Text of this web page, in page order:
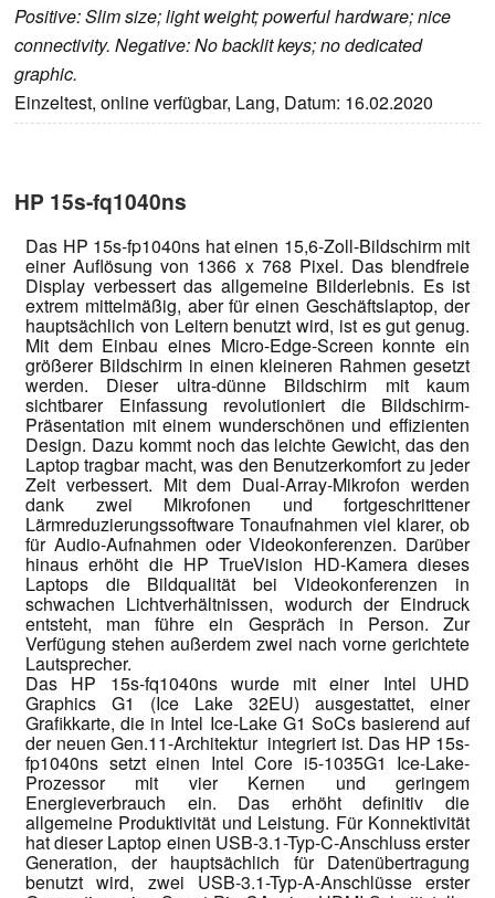
Positive: Slim size; light weight; powerful hardware; nice
connectivity. Negative: No backlit keys; no dedicated
graphic.
Einzeltest, online verfügbar, Lang, Datum: 16.02.2020
HP 15s-fq1040ns
Das HP 15s-fp1040ns hat einen 15,6-Zoll-Bildschirm mit
einer Auflösung von 1366 x 768 Pixel. Das blendfreie
Display verbessert das allgemeine Bilderlebnis. Es ist
extrem mittelmäßig, aber für einen Geschäftslaptop, der
hauptsächlich von Leitern benutzt wird, ist es gut genug.
Mit dem Einbau eines Micro-Edge-Screen konnte ein
größerer Bildschirm in einen kleineren Rahmen gesetzt
werden. Dieser ultra-dünne Bildschirm mit kaum
sichtbarer Einfassung revolutioniert die Bildschirm-
Präsentation mit einem wunderschönen und effizienten
Design. Dazu kommt noch das leichte Gewicht, das den
Laptop tragbar macht, was den Benutzerkomfort zu jeder
Zeit verbessert. Mit dem Dual-Array-Mikrofon werden
dank zwei Mikrofonen und fortgeschrittener
Lärmreduzierungssoftware Tonaufnahmen viel klarer, ob
für Audio-Aufnahmen oder Videokonferenzen. Darüber
hinaus erhöht die HP TrueVision HD-Kamera dieses
Laptops die Bildqualität bei Videokonferenzen in
schwachen Lichtverhältnissen, wodurch der Eindruck
entsteht, man führe ein Gespräch in Person. Zur
Verfügung stehen außerdem zwei nach vorne gerichtete
Lautsprecher.
Das HP 15s-fq1040ns wurde mit einer Intel UHD
Graphics G1 (Ice Lake 32EU) ausgestattet, einer
Grafikkarte, die in Intel Ice-Lake G1 SoCs basierend auf
der neuen Gen.11-Architektur integriert ist. Das HP 15s-
fp1040ns setzt einen Intel Core i5-1035G1 Ice-Lake-
Prozessor mit vier Kernen und geringem
Energieverbrauch ein. Das erhöht definitiv die
allgemeine Produktivität und Leistung. Für Konnektivität
hat dieser Laptop einen USB-3.1-Typ-C-Anschluss erster
Generation, der hauptsächlich für Datenübertragung
benutzt wird, zwei USB-3.1-Typ-A-Anschlüsse erster